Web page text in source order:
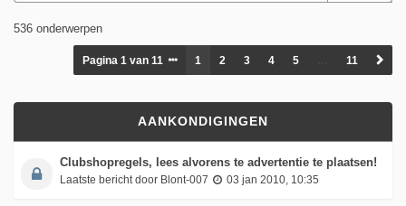
536 onderwerpen
Pagina1 van11 1 2 3 4 5 11
AANKONDIGINGEN
Clubshopregels, lees alvorens te advertentie te plaatsen!
Laatste bericht door Blont-007 03 jan 2010, 10:35